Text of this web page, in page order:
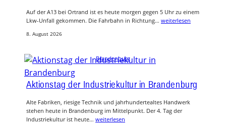
Auf der A13 bei Ortrand ist es heute morgen gegen 5 Uhr zu einem
Lkw-Unfall gekommen. Die Fahrbahn in Richtung… weiterlesen
8. August 2026
Brandenburg
Aktionstag der Industriekultur in Brandenburg
Alte Fabriken, riesige Technik und jahrhundertealtes Handwerk
stehen heute in Brandenburg im Mittelpunkt. Der 4. Tag der
Industriekultur ist heute… weiterlesen